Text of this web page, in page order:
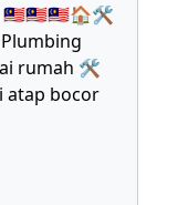
🇲🇾🇲🇾🇲🇾🏠🛠
rumah 🛠
bocor